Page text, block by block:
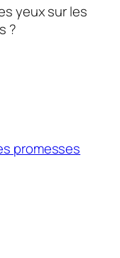
yeux sur les
?
promesses